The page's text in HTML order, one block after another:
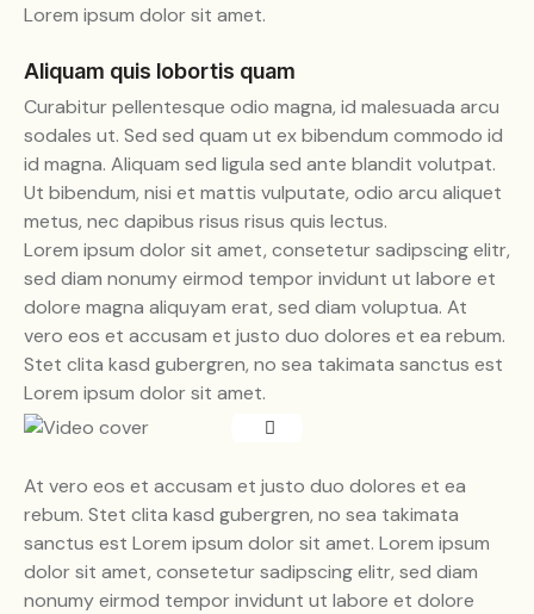
Lorem ipsum dolor sit amet.
Aliquam quis lobortis quam
Curabitur pellentesque odio magna, id malesuada arcu
sodales ut. Sed sed quam ut ex bibendum commodo id
id magna. Aliquam sed ligula sed ante blandit volutpat.
Ut bibendum, nisi et mattis vulputate, odio arcu aliquet
metus, nec dapibus risus risus quis lectus.
Lorem ipsum dolor sit amet, consetetur sadipscing elitr,
sed diam nonumy eirmod tempor invidunt ut labore et
dolore magna aliquyam erat, sed diam voluptua. At
vero eos et accusam et justo duo dolores et ea rebum.
Stet clita kasd gubergren, no sea takimata sanctus est
Lorem ipsum dolor sit amet.
At vero eos et accusam et justo duo dolores et ea
rebum. Stet clita kasd gubergren, no sea takimata
sanctus est Lorem ipsum dolor sit amet. Lorem ipsum
dolor sit amet, consetetur sadipscing elitr, sed diam
nonumy eirmod tempor invidunt ut labore et dolore